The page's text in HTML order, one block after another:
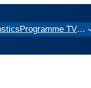
Programme TV…